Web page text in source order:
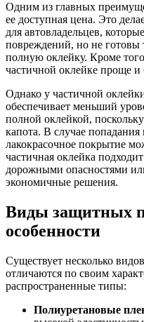
Одним из главных
ее доступная цена. Это
для автовладельцев,
повреждений, но не
полную оклейку. Кроме
частичной оклейке проще
Однако у частичной
обеспечивает меньший
полной оклейкой,
капота. В случае
лакокрасочное покрытие
частичная оклейка
дорожными опасностями
экономичные решения.
Виды защитных
особенности
Существует несколько
отличаются по своим
распространенные типы:
Полиуретановые